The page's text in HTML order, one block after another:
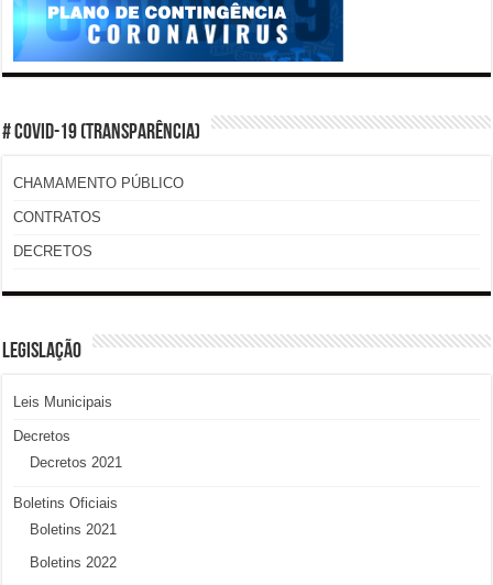
# COVID-19 (TRANSPARÊNCIA)
CHAMAMENTO PÚBLICO
CONTRATOS
DECRETOS
LEGISLAÇÃO
Leis Municipais
Decretos
Decretos 2021
Boletins Oficiais
Boletins 2021
Boletins 2022